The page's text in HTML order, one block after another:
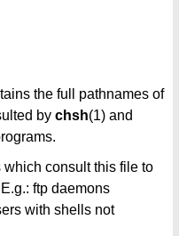
the full pathnames of
by chsh(1) and
which consult this file to
ftp daemons
with shells not